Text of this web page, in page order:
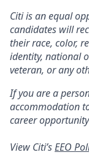
Citi is an equal
candidates will
their race, color,
identity, national
veteran, or any
If you are a
accommodation
career
View Citi’sEEO